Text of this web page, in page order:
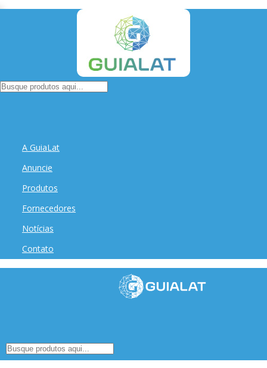
A GuiaLat
Anuncie
Produtos
Fornecedores
Notícias
Contato